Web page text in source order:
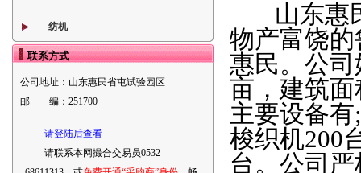
纺机
联系方式
公司地址： 山东惠民省屯试验园区
邮 编： 251700
请登陆后查看
请联系本网撮合交易员0532-
山东惠民
物产富饶
惠民。公
亩，建筑
主要设备有
梭织机200
台。公司